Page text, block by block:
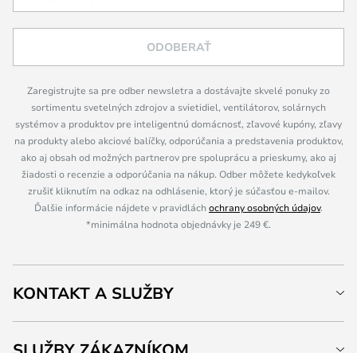
ODOBERAŤ
Zaregistrujte sa pre odber newsletra a dostávajte skvelé ponuky zo
sortimentu svetelných zdrojov a svietidiel, ventilátorov, solárnych
systémov a produktov pre inteligentnú domácnosť, zľavové kupóny, zľavy
na produkty alebo akciové balíčky, odporúčania a predstavenia produktov,
ako aj obsah od možných partnerov pre spoluprácu a prieskumy, ako aj
žiadosti o recenzie a odporúčania na nákup. Odber môžete kedykoľvek
zrušiť kliknutím na odkaz na odhlásenie, ktorý je súčasťou e-mailov.
Ďalšie informácie nájdete v pravidláchochrany osobných údajov.
*minimálna hodnota objednávky je 249 €.
KONTAKT A SLUŽBY